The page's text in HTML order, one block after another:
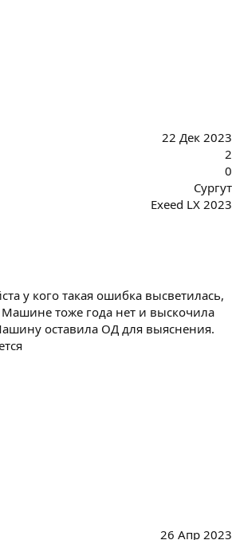
22 Дек 2023
2
0
Сургут
Exeed LX 2023
у кого такая ошибка высветилась,
Машине тоже года нет и выскочила
оставила ОД для выяснения.
26 Апр 2023